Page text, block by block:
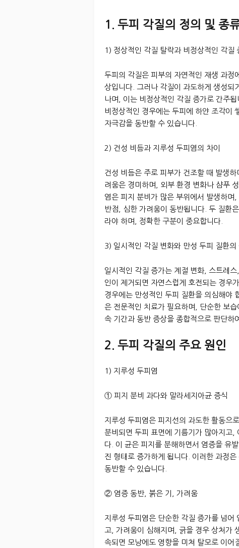
1. 두피 각질의 정의 및 종
1) 정상적인 각질 탈락과 비정상적인 각질
두피의 각질은 피부의 자연적인 재생 과정
상입니다. 그러나 각질이 과도하게 생성되
나며, 이는 비정상적인 각질 증가로 간주
비정상적인 경우에는 두피에 하얀 조각이
자극감을 동반할 수 있습니다.
2) 건성 비듬과 지루성 두피염의 차이
건성 비듬은 주로 피부가 건조할 때 발생
려움은 경미하며, 외부 환경 변화나 샴푸
염은 피지 분비가 많은 부위에서 발생하
반점, 심한 가려움이 동반됩니다. 두 질환
라야 하며, 정확한 구분이 중요합니다.
3) 일시적인 각질 변화와 만성 두피 질환의
일시적인 각질 증가는 계절 변화, 스트레
인이 제거되면 자연스럽게 호전되는 경우
경우에는 만성적인 두피 질환을 의심해야
은 전문적인 치료가 필요하며, 단순한 보
속 기간과 동반 증상을 종합적으로 판단하
2. 두피 각질의 주요 원인
1) 지루성 두피염
① 피지 분비 과다와 말라세지아균 증식
지루성 두피염은 피지선의 과도한 활동으
분비되면 두피 표면에 기름기가 많아지고,
다. 이 균은 피지를 분해하면서 염증을 유
진 형태로 증가하게 됩니다. 이러한 과정
동반할 수 있습니다.
② 염증 동반, 붉은 기, 가려움
지루성 두피염은 단순한 각질 증가를 넘어
고, 가려움이 심해지며, 긁을 경우 상처가
속되면 모낭에도 영향을 미쳐 탈모로 이